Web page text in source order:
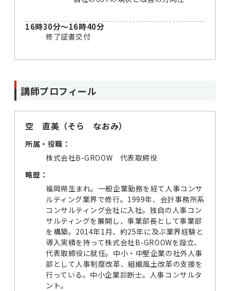
16時30分～16時40分
修了証書交付
講師プロフィール
空 直美（そら なおみ）
所属・役職：
株式会社B-GROOW 代表取締役
略歴：
福岡県生まれ。一般企業勤務を経て人事コンサ
ルティング業界で修行。1999年、会計事務所系
コンサルティング会社に入社。独自の人事コン
サルティングを展開し、事業部長として事業部
を構築。2014年1月、約25年に及ぶ業界経験と
導入実績を持って株式会社B-GROOWを設立、
代表取締役に就任。中小・中堅企業の社外人事
部として人事制度改革、組織風土改革の支援を
行っている。中小企業診断士。人事コンサルタ
ント。